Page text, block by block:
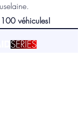
véhicules!